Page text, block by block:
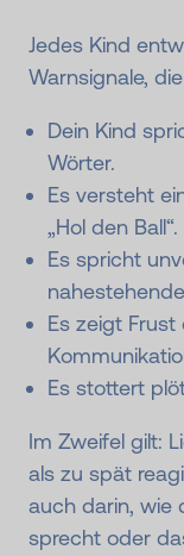
Jedes Kind
Warnsignale,
Dein Kind
Wörter.
Es versteht
„Hol den Ball“.
Es spricht
Es zeigt
Es stottert
Im Zweifel gilt:
als zu spät
auch darin, wie
sprecht oder